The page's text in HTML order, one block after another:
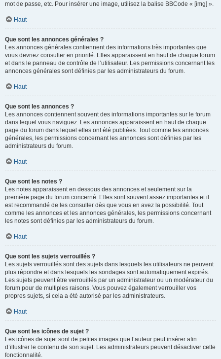
mot de passe, etc. Pour insérer une image, utilisez la balise BBCode « [img] ».
Haut
Que sont les annonces générales ?
Les annonces générales contiennent des informations très importantes que
vous devriez consulter en priorité. Elles apparaissent en haut de chaque forum
et dans le panneau de contrôle de l’utilisateur. Les permissions concernant les
annonces générales sont définies par les administrateurs du forum.
Haut
Que sont les annonces ?
Les annonces contiennent souvent des informations importantes sur le forum
dans lequel vous naviguez. Les annonces apparaissent en haut de chaque
page du forum dans lequel elles ont été publiées. Tout comme les annonces
générales, les permissions concernant les annonces sont définies par les
administrateurs du forum.
Haut
Que sont les notes ?
Les notes apparaissent en dessous des annonces et seulement sur la
première page du forum concerné. Elles sont souvent assez importantes et il
est recommandé de les consulter dès que vous en avez la possibilité. Tout
comme les annonces et les annonces générales, les permissions concernant
les notes sont définies par les administrateurs du forum.
Haut
Que sont les sujets verrouillés ?
Les sujets verrouillés sont des sujets dans lesquels les utilisateurs ne peuvent
plus répondre et dans lesquels les sondages sont automatiquement expirés.
Les sujets peuvent être verrouillés par un administrateur ou un modérateur du
forum pour de multiples raisons. Vous pouvez également verrouiller vos
propres sujets, si cela a été autorisé par les administrateurs.
Haut
Que sont les icônes de sujet ?
Les icônes de sujet sont de petites images que l’auteur peut insérer afin
d’illustrer le contenu de son sujet. Les administrateurs peuvent désactiver cette
fonctionnalité.